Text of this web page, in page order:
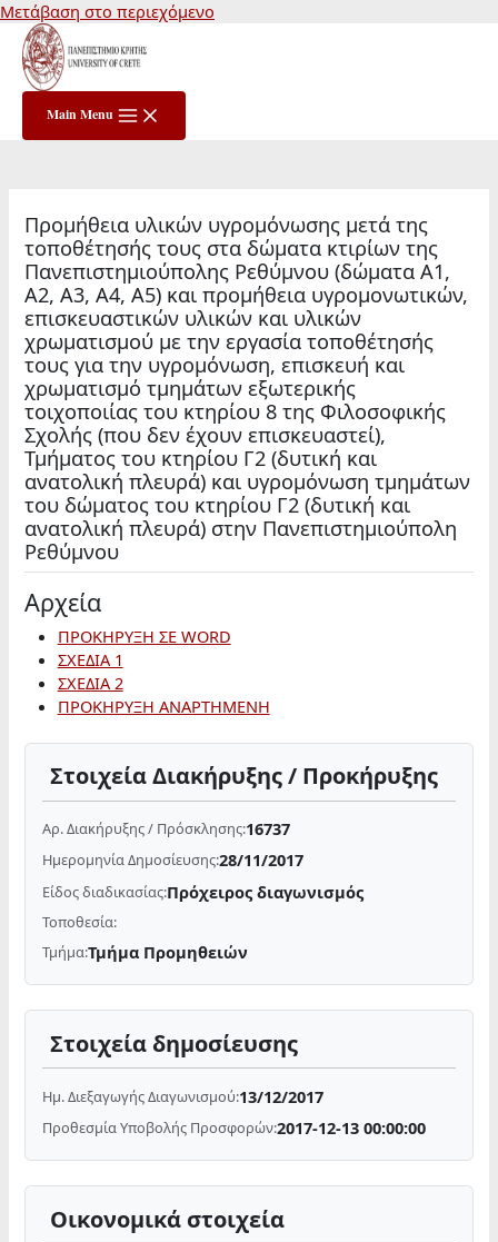
Μετάβαση στο περιεχόμενο
Main Menu
Προμήθεια υλικών υγρομόνωσης μετά της
τοποθέτησής τους στα δώματα κτιρίων της
Πανεπιστημιούπολης Ρεθύμνου (δώματα Α1,
Α2, Α3, Α4, Α5) και προμήθεια υγρομονωτικών,
επισκευαστικών υλικών και υλικών
χρωματισμού με την εργασία τοποθέτησής
τους για την υγρομόνωση, επισκευή και
χρωματισμό τμημάτων εξωτερικής
τοιχοποιίας του κτηρίου 8 της Φιλοσοφικής
Σχολής (που δεν έχουν επισκευαστεί),
Τμήματος του κτηρίου Γ2 (δυτική και
ανατολική πλευρά) και υγρομόνωση τμημάτων
του δώματος του κτηρίου Γ2 (δυτική και
ανατολική πλευρά) στην Πανεπιστημιούπολη
Ρεθύμνου
Αρχεία
ΠΡΟΚΗΡΥΞΗ ΣΕ WORD
ΣΧΕΔΙΑ 1
ΣΧΕΔΙΑ 2
ΠΡΟΚΗΡΥΞΗ ΑΝΑΡΤΗΜΕΝΗ
Στοιχεία Διακήρυξης / Προκήρυξης
Αρ. Διακήρυξης / Πρόσκλησης:16737
Ημερομηνία Δημοσίευσης:28/11/2017
Είδος διαδικασίας:Πρόχειρος διαγωνισμός
Τοποθεσία:
Τμήμα:Τμήμα Προμηθειών
Στοιχεία δημοσίευσης
Ημ. Διεξαγωγής Διαγωνισμού:13/12/2017
Προθεσμία Υποβολής Προσφορών:2017-12-13 00:00:00
Οικονομικά στοιχεία